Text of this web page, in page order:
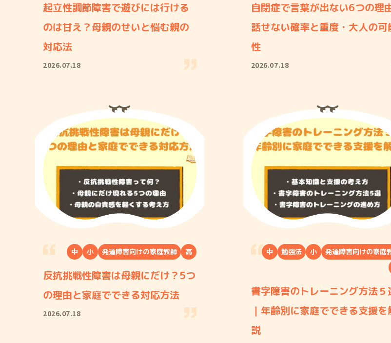
起立性調節障害で遊びには行ける
のは甘え？母親のせいと悩む親の
対応法
2026.07.18
自閉症で言葉が出ない6つの理
話せない確率と重度・大人の可
性
2026.07.18
中 小 発達障害向けの家庭教師 高
反抗挑戦性障害は母親にだけ？5つ
の理由と家庭でできる対応方法
2026.07.18
中 勉強法 小
発達障害向けの家庭
書字障害のトレーニング方法５
｜年齢別に家庭でできる支援を
説